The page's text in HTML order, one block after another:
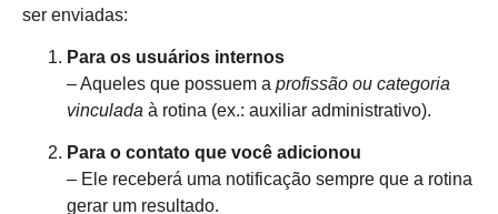
ser enviadas:
Para os usuários internos
– Aqueles que possuem a profissão ou categoria
vinculada à rotina (ex.: auxiliar administrativo).
Para o contato que você adicionou
– Ele receberá uma notificação sempre que a rotina
gerar um resultado.